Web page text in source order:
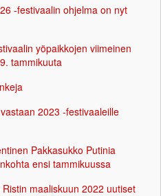
-festivaalin ohjelma on nyt
yöpaikkojen viimeinen
tammikuuta
2023 -festivaaleille
Pakkasukko Putinia
ensi tammikuussa
maaliskuun 2022 uutiset